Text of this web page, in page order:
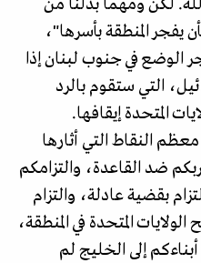
لكن ومهما بذلنا من
المنطقة بأسرها"،
الوضع في جنوب لبنان إذا
التي ستقوم بالرد
المتحدة إيقافها.
النقاط التي أثارها
ضد القاعدة، والتزامكم
بقضية عادلة، والتزام
المتحدة في المنطقة،
إلى الخليج لم